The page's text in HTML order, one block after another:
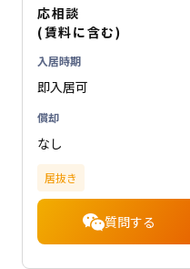
応相談
(賃料に含む)
入居時期
即入居可
償却
なし
居抜き
質問する